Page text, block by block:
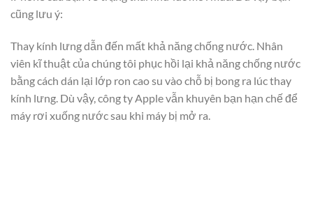
cũng lưu ý:
Thay kính lưng dẫn đến mất khả năng chống nước. Nhân
viên kĩ thuật của chúng tôi phục hồi lại khả năng chống nước
bằng cách dán lại lớp ron cao su vào chỗ bị bong ra lúc thay
kính lưng. Dù vậy, công ty Apple vẫn khuyên bạn hạn chế để
máy rơi xuống nước sau khi máy bị mở ra.